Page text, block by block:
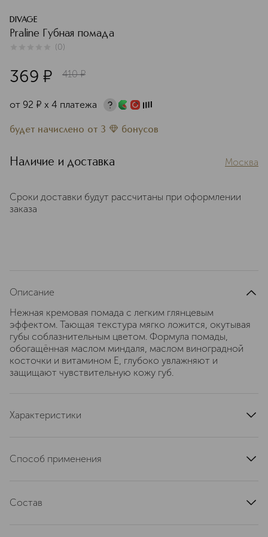
DIVAGE
Praline Губная помада
(0)
369 ¤ 410 ¤
от 92 ¤ х 4 платежа
будет начислено от 3 бонусов
Наличие и доставка Москва
Сроки доставки будут рассчитаны при оформлении
заказа
Описание
Нежная кремовая помада с легким глянцевым
эффектом. Тающая текстура мягко ложится, окутывая
губы соблазнительным цветом. Формула помады,
обогащённая маслом миндаля, маслом виноградной
косточки и витамином Е, глубоко увлажняют и
защищают чувствительную кожу губ.
Характеристики
область применения
Способ применения
ороговевших клеток. Аккуратно нанесите помаду по
Состав